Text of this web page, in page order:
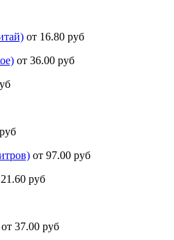
от 16.80 руб
от 36.00 руб
от 97.00 руб
руб
от 37.00 руб